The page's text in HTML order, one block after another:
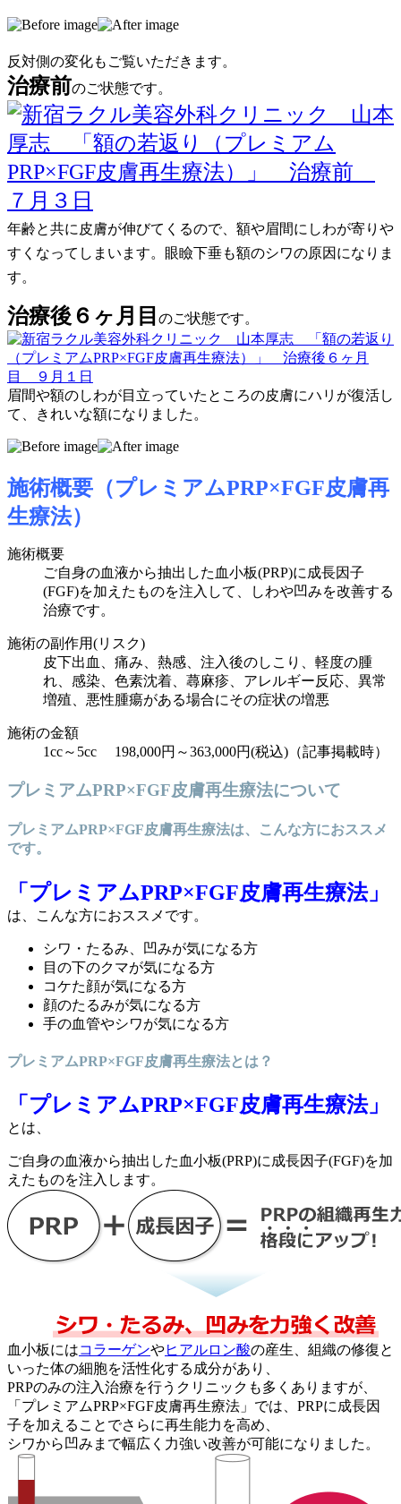
反対側の変化もご覧いただきます。
治療前のご状態です。
年齢と共に皮膚が伸びてくるので、額や眉間にしわが寄りや
すくなってしまいます。眼瞼下垂も額のシワの原因になりま
す。
治療後６ヶ月目 のご状態です。
眉間や額のしわが目立っていたところの皮膚にハリが復活し
て、きれいな額になりました。
施術概要（プレミアムPRP×FGF皮膚再
生療法）
施術概要
ご自身の血液から抽出した血小板(PRP)に成長因子
(FGF)を加えたものを注入して、しわや凹みを改善する
治療です。
施術の副作用(リスク)
皮下出血、痛み、熱感、注入後のしこり、軽度の腫
れ、感染、色素沈着、蕁麻疹、アレルギー反応、異常
増殖、悪性腫瘍がある場合にその症状の増悪
施術の金額
1cc～5cc 198,000円～363,000円(税込)（記事掲載時）
プレミアムPRP×FGF皮膚再生療法について
プレミアムPRP×FGF皮膚再生療法は、こんな方におススメ
です。
「プレミアムPRP×FGF皮膚再生療法」
は、こんな方におススメです。
シワ・たるみ、凹みが気になる方
目の下のクマが気になる方
コケた顔が気になる方
顔のたるみが気になる方
手の血管やシワが気になる方
プレミアムPRP×FGF皮膚再生療法とは？
「プレミアムPRP×FGF皮膚再生療法」
とは、
ご自身の血液から抽出した血小板(PRP)に成長因子(FGF)を加
えたものを注入します。
血小板にはコラーゲンやヒアルロン酸の産生、組織の修復と
いった体の細胞を活性化する成分があり、
PRPのみの注入治療を行うクリニックも多くありますが、
「プレミアムPRP×FGF皮膚再生療法」では、PRPに成長因
子を加えることでさらに再生能力を高め、
シワから凹みまで幅広く力強い改善が可能になりました。